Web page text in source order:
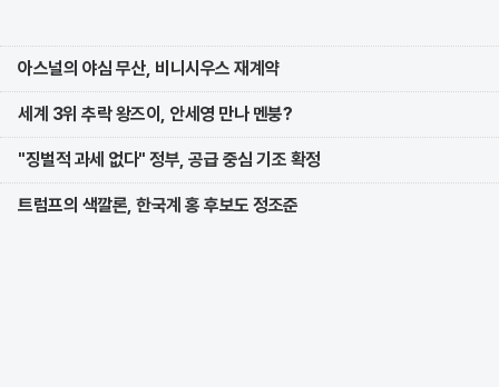
아스널의 야심 무산, 비니시우스 재계약
세계 3위 추락 왕즈이, 안세영 만나 멘붕?
"징벌적 과세 없다" 정부, 공급 중심 기조 확정
트럼프의 색깔론, 한국계 홍 후보도 정조준